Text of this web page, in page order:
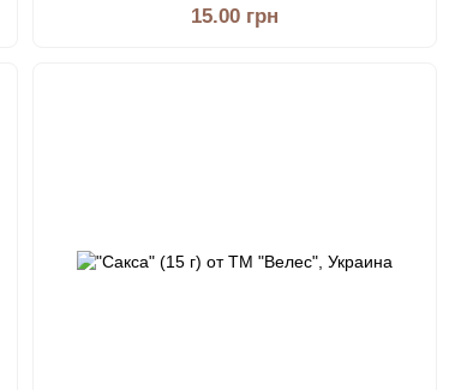
15.00 грн